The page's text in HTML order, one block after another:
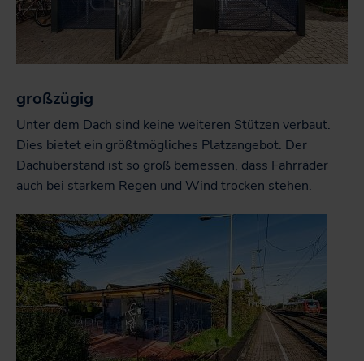
großzügig
Unter dem Dach sind keine weiteren Stützen verbaut.
Dies bietet ein größtmögliches Platzangebot. Der
Dachüberstand ist so groß bemessen, dass Fahrräder
auch bei starkem Regen und Wind trocken stehen.